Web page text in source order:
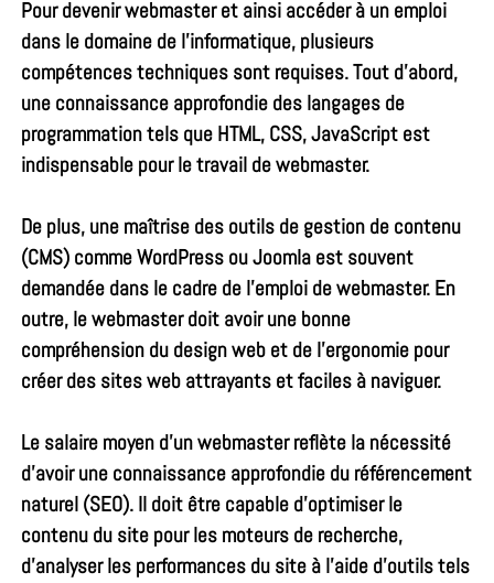
Pour devenir webmaster et ainsi accéder à un emploi
dans le domaine de l’informatique, plusieurs
compétences techniques sont requises. Tout d’abord,
une connaissance approfondie des langages de
programmation tels que HTML, CSS, JavaScript est
indispensable pour le travail de webmaster.
De plus, une maîtrise des outils de gestion de contenu
(CMS) comme WordPress ou Joomla est souvent
demandée dans le cadre de l’emploi de webmaster. En
outre, le webmaster doit avoir une bonne
compréhension du design web et de l’ergonomie pour
créer des sites web attrayants et faciles à naviguer.
Le salaire moyen d’un webmaster reflète la nécessité
d’avoir une connaissance approfondie du référencement
naturel (SEO). Il doit être capable d’optimiser le
contenu du site pour les moteurs de recherche,
d’analyser les performances du site à l’aide d’outils tels